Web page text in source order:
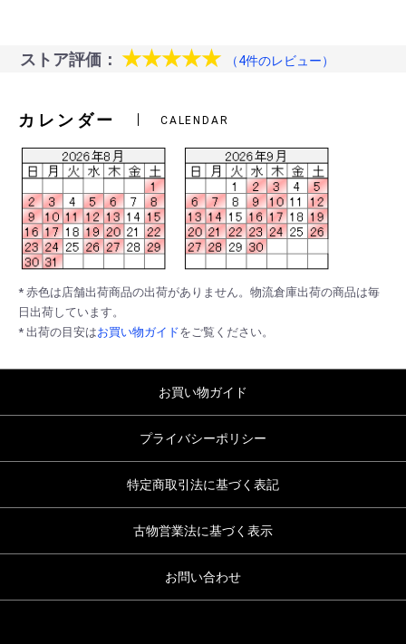
ストア評価： ★★★★★ （4件のレビュー）
カレンダー CALENDAR
* 赤色は店舗出荷商品の出荷がありません。物流倉庫出荷の商品は毎
日出荷しています。
* 出荷の目安はお買い物ガイドをご覧ください。
お買い物ガイド
プライバシーポリシー
特定商取引法に基づく表記
古物営業法に基づく表示
お問い合わせ